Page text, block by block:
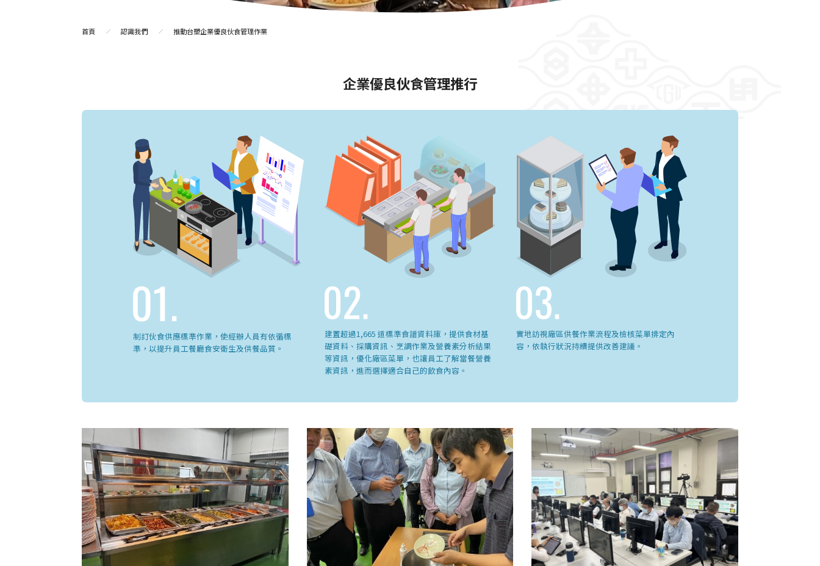
首頁 認識我們 推動台塑企業優良伙食管理作業
企業優良伙食管理推行
制訂伙食供應標準作業，使經辦人員有依循標
準，以提升員工餐廳食安衛生及供餐品質。
建置超過1,665 道標準食譜資料庫，提供食材基
礎資料、採購資訊、烹調作業及營養素分析結果
等資訊，優化廠區菜單，也讓員工了解當餐營養
素資訊，進而選擇適合自己的飲食內容。
實地訪視廠區供餐作業流程及檢核菜單排定內
容，依執行狀況持續提供改善建議。